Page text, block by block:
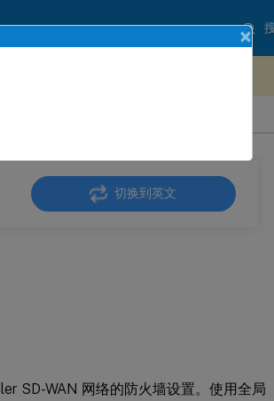
切换到英文
SD-WAN 网络的防火墙设置。使用全局
×